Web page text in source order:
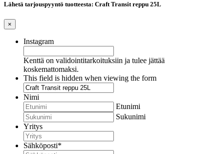
Lähetä tarjouspyyntö tuotteesta: Craft Transit reppu 25L
×
Instagram
Kenttä on validointitarkoituksiin ja tulee jättää
koskemattomaksi.
This field is hidden when viewing the form
Nimi
Etunimi
Sukunimi
Yritys
Sähköposti*